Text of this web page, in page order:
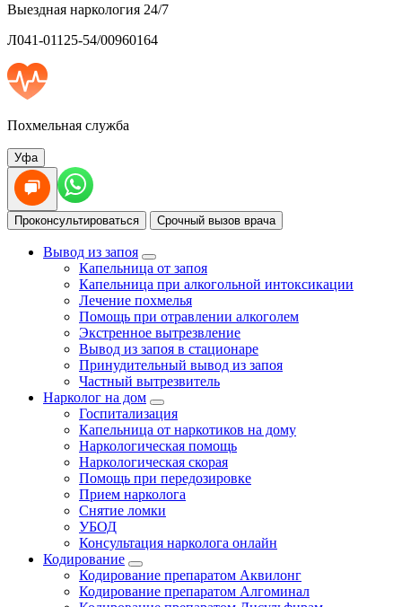
Выездная наркология 24/7
Л041-01125-54/00960164
Похмельная служба
Уфа
Проконсультироваться Срочный вызов врача
Вывод из запоя
Капельница от запоя
Капельница при алкогольной интоксикации
Лечение похмелья
Помощь при отравлении алкоголем
Экстренное вытрезвление
Вывод из запоя в стационаре
Принудительный вывод из запоя
Частный вытрезвитель
Нарколог на дом
Госпитализация
Капельница от наркотиков на дому
Наркологическая помощь
Наркологическая скорая
Помощь при передозировке
Прием нарколога
Снятие ломки
УБОД
Консультация нарколога онлайн
Кодирование
Кодирование препаратом Аквилонг
Кодирование препаратом Алгоминал